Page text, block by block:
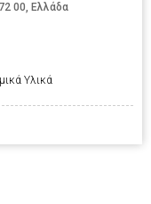
00, Ελλάδα
Υλικά